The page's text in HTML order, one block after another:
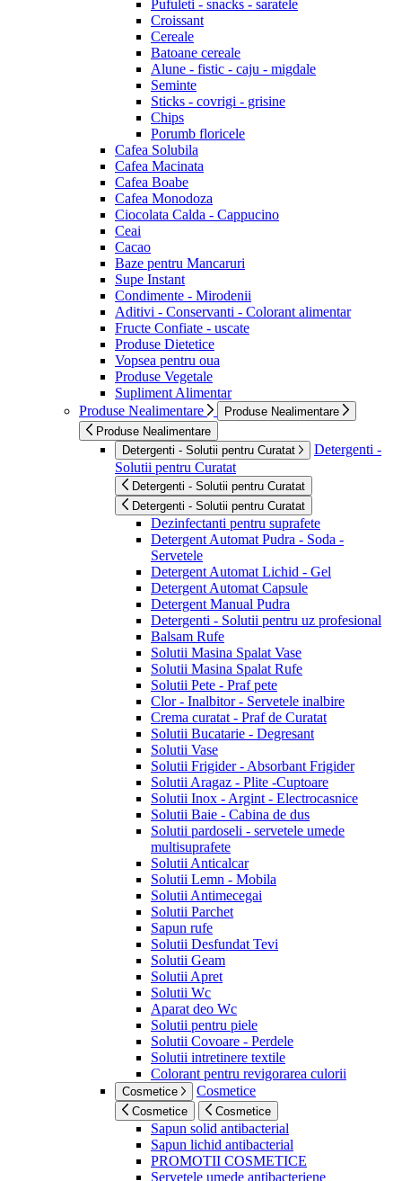
Pufuleti - snacks - saratele
Croissant
Cereale
Batoane cereale
Alune - fistic - caju - migdale
Seminte
Sticks - covrigi - grisine
Chips
Porumb floricele
Cafea Solubila
Cafea Macinata
Cafea Boabe
Cafea Monodoza
Ciocolata Calda - Cappucino
Ceai
Cacao
Baze pentru Mancaruri
Supe Instant
Condimente - Mirodenii
Aditivi - Conservanti - Colorant alimentar
Fructe Confiate - uscate
Produse Dietetice
Vopsea pentru oua
Produse Vegetale
Supliment Alimentar
Produse Nealimentare
Produse Nealimentare
Produse Nealimentare
Detergenti - Solutii pentru Curatat
Detergenti -
Solutii pentru Curatat
Detergenti - Solutii pentru Curatat
Detergenti - Solutii pentru Curatat
Dezinfectanti pentru suprafete
Detergent Automat Pudra - Soda -
Servetele
Detergent Automat Lichid - Gel
Detergent Automat Capsule
Detergent Manual Pudra
Detergenti - Solutii pentru uz profesional
Balsam Rufe
Solutii Masina Spalat Vase
Solutii Masina Spalat Rufe
Solutii Pete - Praf pete
Clor - Inalbitor - Servetele inalbire
Crema curatat - Praf de Curatat
Solutii Bucatarie - Degresant
Solutii Vase
Solutii Frigider - Absorbant Frigider
Solutii Aragaz - Plite -Cuptoare
Solutii Inox - Argint - Electrocasnice
Solutii Baie - Cabina de dus
Solutii pardoseli - servetele umede
multisuprafete
Solutii Anticalcar
Solutii Lemn - Mobila
Solutii Antimecegai
Solutii Parchet
Sapun rufe
Solutii Desfundat Tevi
Solutii Geam
Solutii Apret
Solutii Wc
Aparat deo Wc
Solutii pentru piele
Solutii Covoare - Perdele
Solutii intretinere textile
Colorant pentru revigorarea culorii
Cosmetice Cosmetice
Cosmetice Cosmetice
Sapun solid antibacterial
Sapun lichid antibacterial
PROMOTII COSMETICE
Servetele umede antibacteriene